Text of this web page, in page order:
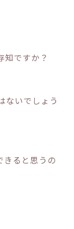
知ですか？
ないでしょう
きると思うの